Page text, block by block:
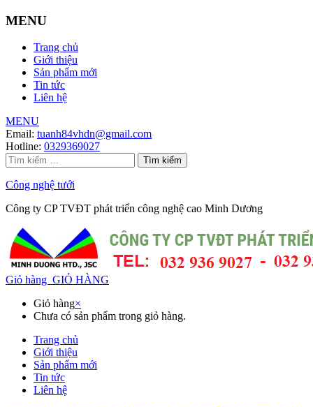
MENU
Trang chủ
Giới thiệu
Sản phẩm mới
Tin tức
Liên hệ
MENU
Email: tuanh84vhdn@gmail.com
Hotline: 0329369027
Tìm
kiếm
cho:
Công nghệ tưới
Công ty CP TVĐT phát triển công nghệ cao Minh Dương
Giỏ hàng GIỎ HÀNG
Giỏ hàng×
Chưa có sản phẩm trong giỏ hàng.
Trang chủ
Giới thiệu
Sản phẩm mới
Tin tức
Liên hệ